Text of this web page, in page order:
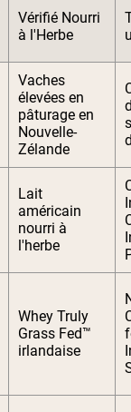
Vérifié Nourri
à l'Herbe
Vaches
élevées en
pâturage en
Nouvelle-
Zélande
Lait
américain
nourri à
l'herbe
Whey Truly
Grass Fed™
irlandaise